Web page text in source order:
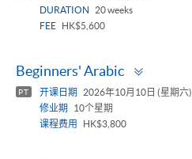
DURATION
20 weeks
FEE
HK$5,600
Beginners' Arabic
PT 开课日期
2026年10月10日 (星期六)
修业期
10个星期
课程费用
HK$3,800